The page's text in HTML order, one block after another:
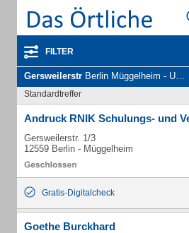
FILTER
Gersweilerstr Berlin Müggelheim - Unternehmen und Personen
Standardtreffer
Andruck RNIK Schulungs- und
Gersweilerstr. 1/3
12559 Berlin - Müggelheim
Gratis-Digitalcheck
Goethe Burckhard